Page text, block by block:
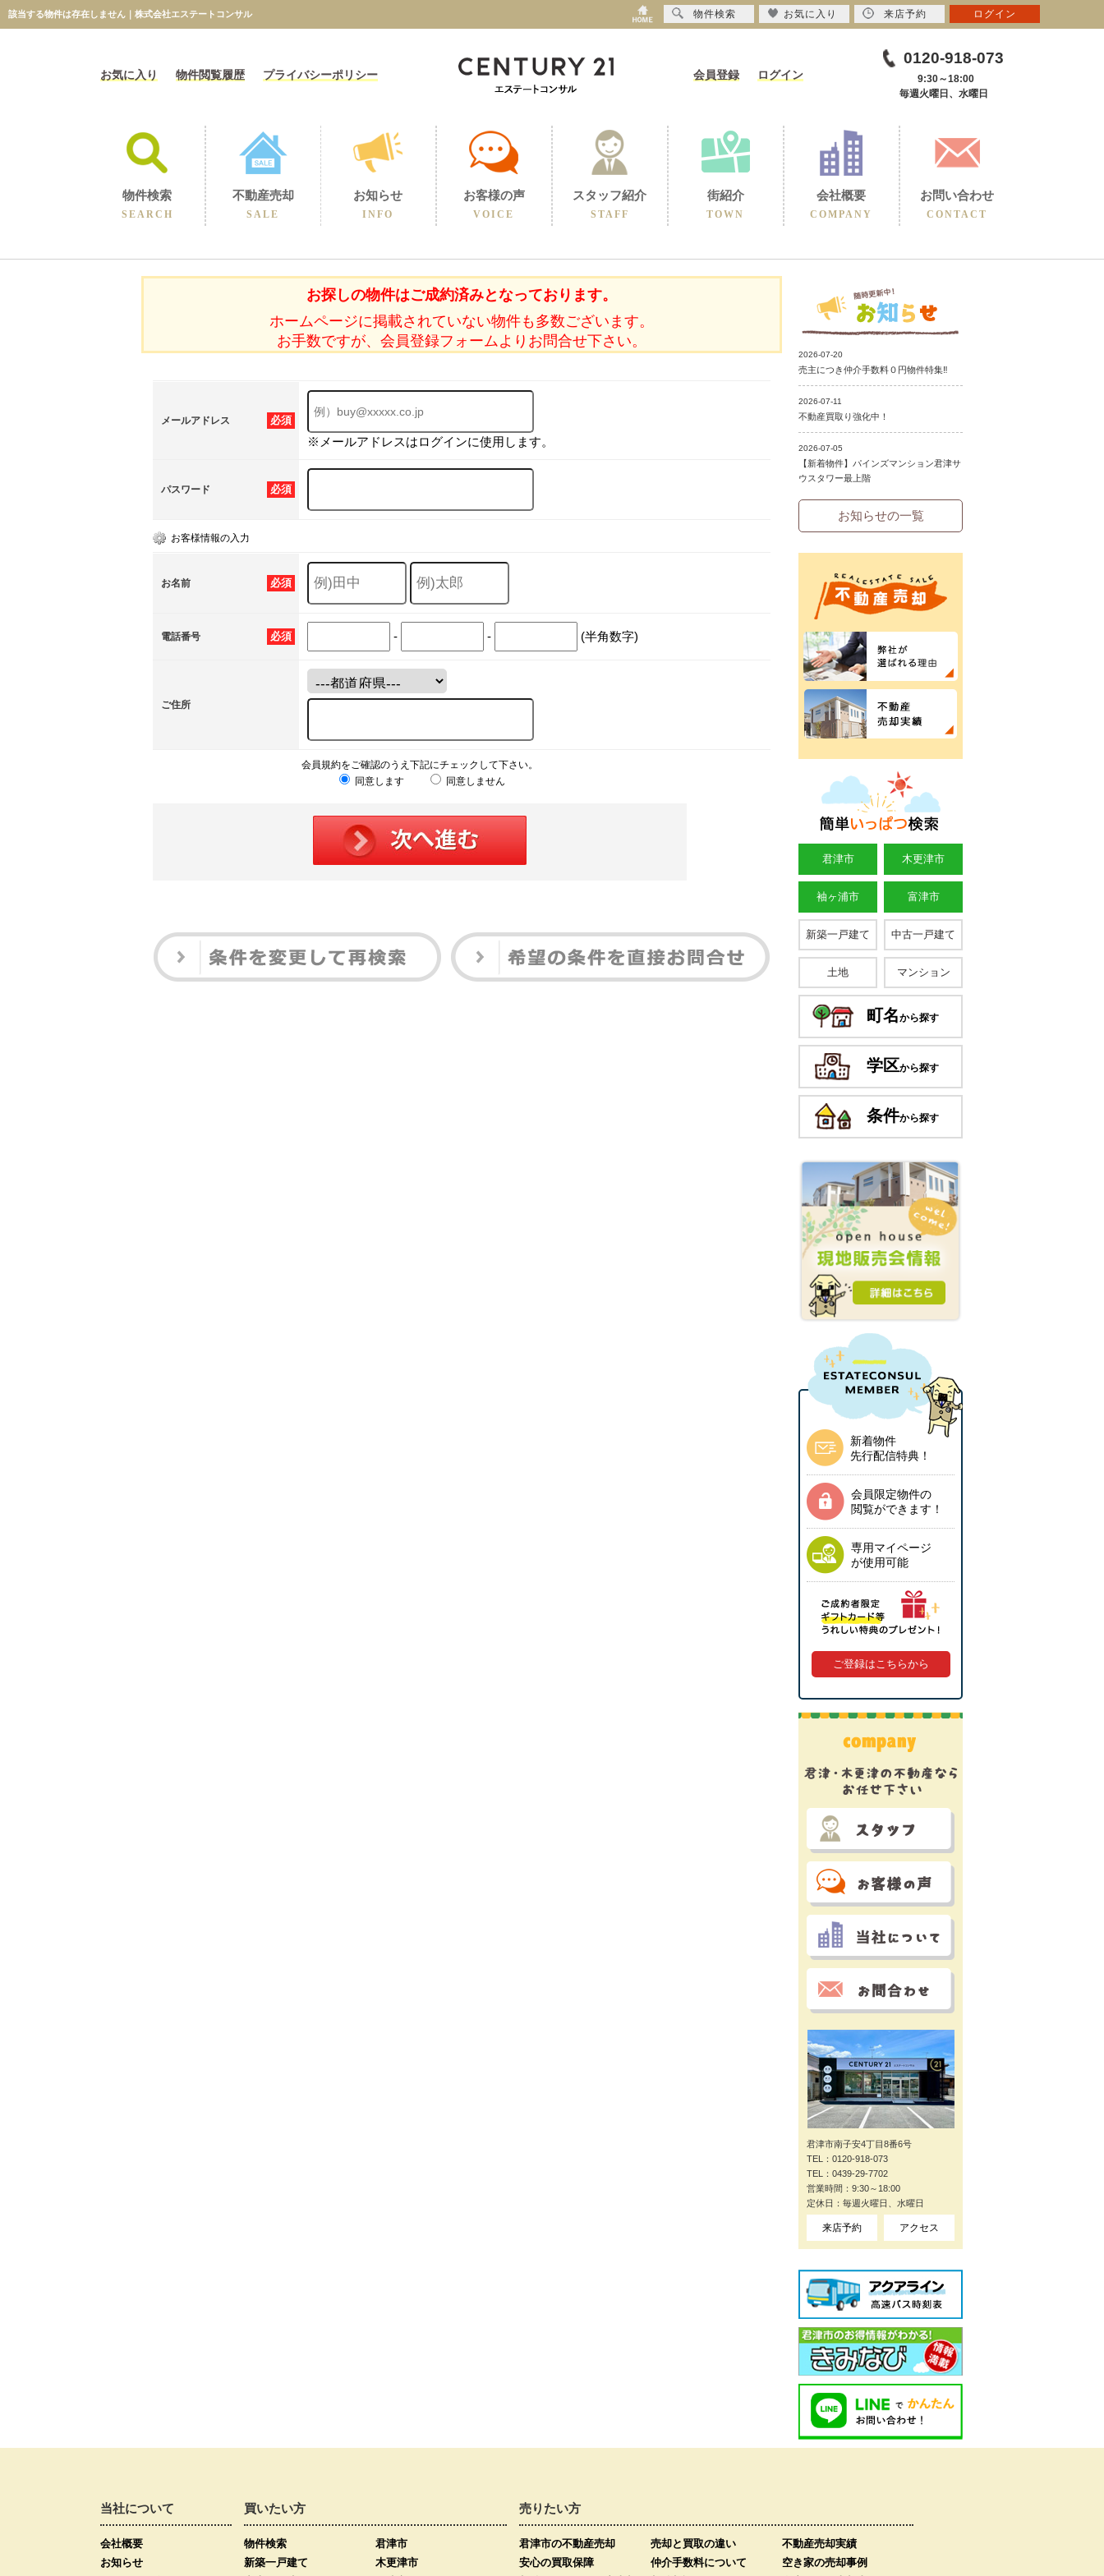
該当する物件は存在しません｜株式会社エステートコンサル
お気に入り 物件閲覧履歴 プライバシーポリシー 会員登録 ログイン
0120-918-073
9:30～18:00
毎週火曜日、水曜日
物件検索
SEARCH
不動産売却
SALE
お知らせ
INFO
お客様の声
VOICE
スタッフ紹介
STAFF
街紹介
TOWN
会社概要
COMPANY
お問い合わせ
CONTACT
お探しの物件はご成約済みとなっております。
ホームページに掲載されていない物件も多数ございます。
お手数ですが、会員登録フォームよりお問合せ下さい。
必須
メールアドレス
※メールアドレスはログインに使用します。
必須
パスワード
お客様情報の入力
必須
お名前
必須
電話番号 - - (半角数字)
ご住所
会員規約をご確認のうえ下記にチェックして下さい。
同意します
同意しません
お知らせの一覧
君津市 木更津市
袖ヶ浦市 富津市
新築一戸建て 中古一戸建て
土地 マンション
町名から探す
学区から探す
条件から探す
新着物件
先行配信特典！
会員限定物件の
閲覧ができます！
専用マイページ
が使用可能
ご登録はこちらから
君津市南子安4丁目8番6号
TEL：0120-918-073
TEL：0439-29-7702
営業時間：9:30～18:00
定休日：毎週火曜日、水曜日
来店予約 アクセス
当社について
会社概要
お知らせ
買いたい方
物件検索
新築一戸建て
君津市
木更津市
売りたい方
君津市の不動産売却
安心の買取保障
売却と買取の違い
仲介手数料について
不動産売却実績
空き家の売却事例
物件検索 お気に入り 来店予約 ログイン